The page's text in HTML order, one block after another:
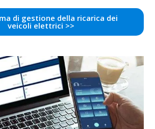
di gestione della ricarica dei
veicoli elettrici >>